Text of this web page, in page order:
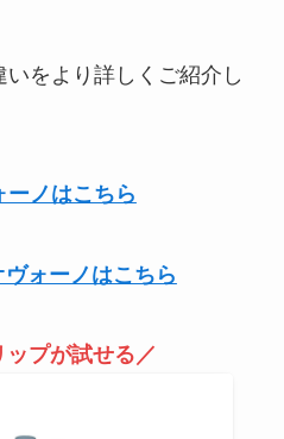
をより詳しくご紹介し
ーノはこちら
ォーノはこちら
ップが試せる／